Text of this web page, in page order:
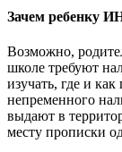
Зачем ребенку
Возможно,
школе требуют
изучать, где и
непременного
выдают в
месту прописки